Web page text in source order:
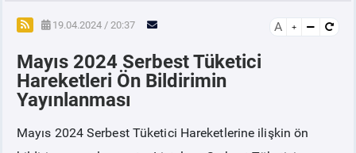
SPOT ELEKTRİK PİYASALARI
ÖRNEK FİNANS BELGELERİ
VADELİ ELEKTRİK PİYASASI
19.04.2024 / 20:37 A
Mayıs 2024 Serbest Tüketici
Hareketleri Ön Bildirimin
Yayınlanması
Mayıs 2024 Serbest Tüketici Hareketlerine ilişkin ön